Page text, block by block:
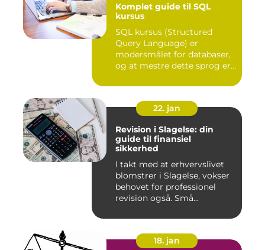
Komplet guide til SQL
kursus
SQL kursus (Structured
Query Language) er
modersmålet for databaser,
og at mestre dette sprog er
22. jan
Revision i Slagelse: din
guide til finansiel
sikkerhed
I takt med at erhvervslivet
blomstrer i Slagelse, vokser
behovet for professionel
revision også. Små...
18. jan